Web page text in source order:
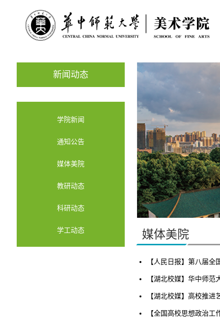
新闻动态
学院新闻
通知公告
媒体美院
教研动态
科研动态
学工动态 媒体美院
【人民日报】第八届
【湖北校媒】华中师
【湖北校媒】高校推
【全国高校思想政治